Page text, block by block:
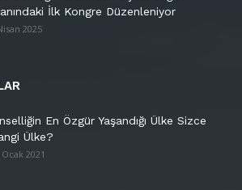
İlk Kongre Düzenleniyor
2025
En Özgür Yaşandığı Ülke Sizce
Ülke?
Ocak 2021